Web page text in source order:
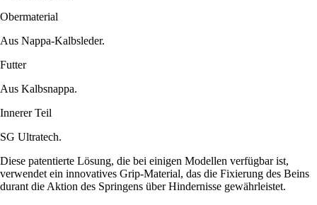
Obermaterial
Aus Nappa-Kalbsleder.
Futter
Aus Kalbsnappa.
Innerer Teil
SG Ultratech.
Diese patentierte Lösung, die bei einigen Modellen verfügbar ist,
verwendet ein innovatives Grip-Material, das die Fixierung des Beins
durant die Aktion des Springens über Hindernisse gewährleistet.